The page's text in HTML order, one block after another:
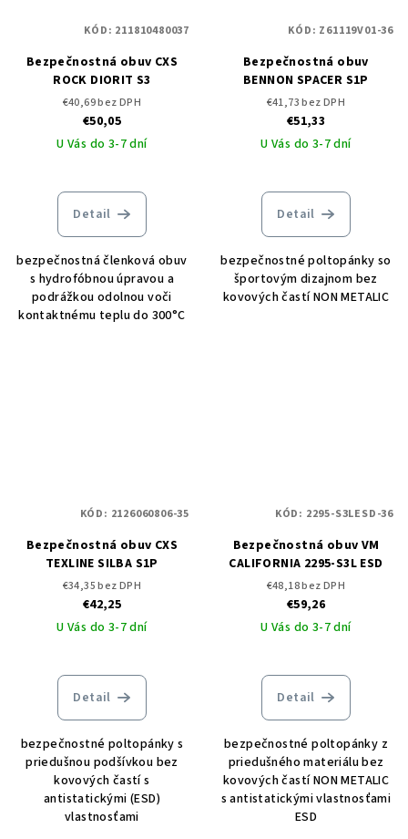
Bezpečnostná obuv CXS
ROCK DIORIT S3
€40,69 bez DPH
€50,05
U Vás do 3-7 dní
Detail
bezpečnostná členková obuv
s hydrofóbnou úpravou a
podrážkou odolnou voči
kontaktnému teplu do 300°C
KÓD: 211810480037
Bezpečnostná obuv
BENNON SPACER S1P
€41,73 bez DPH
€51,33
U Vás do 3-7 dní
Detail
bezpečnostné poltopánky so
športovým dizajnom bez
kovových častí NON METALIC
KÓD: Z61119V01-36
Bezpečnostná obuv CXS
TEXLINE SILBA S1P
€34,35 bez DPH
€42,25
U Vás do 3-7 dní
Detail
bezpečnostné poltopánky s
priedušnou podšívkou bez
kovových častí s
antistatickými (ESD)
vlastnosťami
KÓD: 2126060806-35
Bezpečnostná obuv VM
CALIFORNIA 2295-S3L ESD
€48,18 bez DPH
€59,26
U Vás do 3-7 dní
Detail
bezpečnostné poltopánky z
priedušného materiálu bez
kovových častí NON METALIC
s antistatickými vlastnosťami
ESD
KÓD: 2295-S3LESD-36